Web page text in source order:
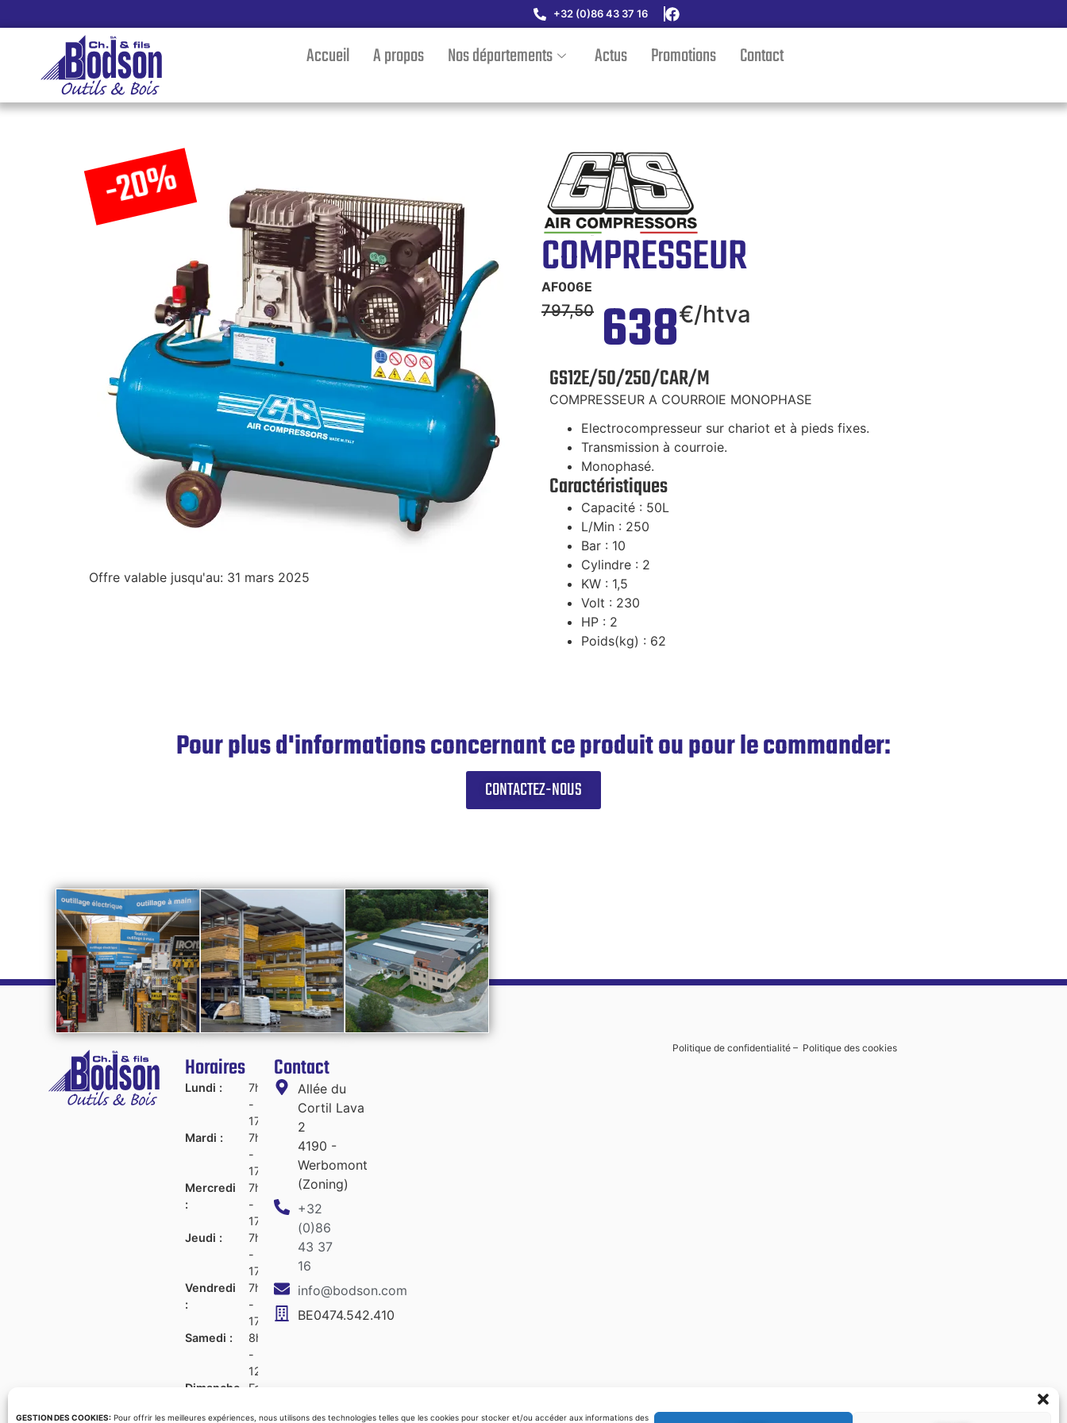
GESTION DES COOKIES: Pour offrir les meilleures expériences, nous utilisons des technologies telles que les cookies pour stocker et/ou accéder aux informations des
+32 (0)86 43 37 16
Accueil A propos Nos départements Actus Promotions Contact
Offre valable jusqu'au: 31 mars 2025
-20%
COMPRESSEUR
AF006E
797,50 638€/htva
GS12E/50/250/CAR/M
COMPRESSEUR A COURROIE MONOPHASE
Electrocompresseur sur chariot et à pieds fixes.
Transmission à courroie.
Monophasé.
Caractéristiques
Capacité : 50L
L/Min : 250
Bar : 10
Cylindre : 2
KW : 1,5
Volt : 230
HP : 2
Poids(kg) : 62
Pour plus d'informations concernant ce produit ou pour le commander:
CONTACTEZ-NOUS
Horaires
Lundi :
7h45
-
17h30
Mardi :
7h45
-
17h30
Mercredi
:
7h45
-
17h30
Jeudi :
7h45
-
17h30
Vendredi
:
7h45
-
17h30
Samedi :
8h00
-
12h00
Dimanche
Fermé
Contact
Allée du
Cortil Lava
2
4190 -
Werbomont
(Zoning)
+32
(0)86
43 37
16
info@bodson.com
BE0474.542.410
Politique de confidentialité– Politique des cookies